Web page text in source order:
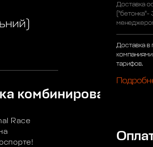
комбинированного
Race
Доставка
Доставка в
тарифов.